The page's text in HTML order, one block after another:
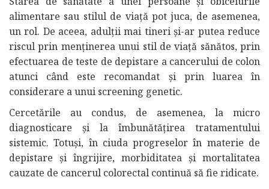
alimentare sau stilul de viață pot juca, de asemenea,
un rol. De aceea, adulții mai tineri și-ar putea reduce
riscul prin menținerea unui stil de viață sănătos, prin
efectuarea de teste de depistare a cancerului de colon
atunci când este recomandat și prin luarea în
considerare a unui screening genetic.
Cercetările au condus, de asemenea, la micro
diagnosticare și la îmbunătățirea tratamentului
sistemic. Totuși, în ciuda progreselor în materie de
depistare și îngrijire, morbiditatea și mortalitatea
cauzate de cancerul colorectal continuă să fie ridicate.